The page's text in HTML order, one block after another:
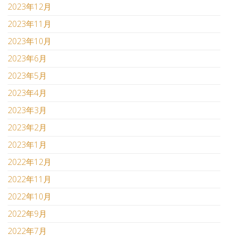
2023年12月
2023年11月
2023年10月
2023年6月
2023年5月
2023年4月
2023年3月
2023年2月
2023年1月
2022年12月
2022年11月
2022年10月
2022年9月
2022年7月